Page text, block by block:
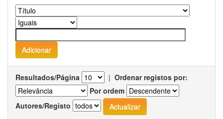
Resultados/Página | Ordenar registos por:
Por ordem
Autores/Registo